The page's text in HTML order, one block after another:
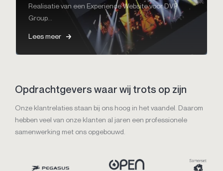
Realisatie van een Experience Website voor DVP
Group...
Lees meer
Opdrachtgevers waar wij trots op zijn
Onze klantrelaties staan bij ons hoog in het vaandel. Daarom
hebben veel van onze klanten al jaren een professionele
samenwerking met ons opgebouwd.